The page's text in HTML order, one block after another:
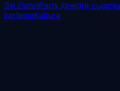
Svi članciParty igreIgre cuganja
kartamaKultura